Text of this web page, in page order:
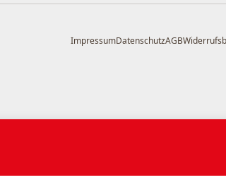
ImpressumDatenschutzAGB